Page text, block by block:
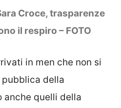
Croce, trasparenze
il respiro – FOTO
in men che non si
della
anche quelli della